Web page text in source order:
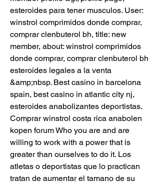
esteroides para tener musculos. User:
winstrol comprimidos donde comprar,
comprar clenbuterol bh, title: new
member, about: winstrol comprimidos
donde comprar, comprar clenbuterol bh
esteroides legales a la venta
&amp;nbsp. Best casino in barcelona
spain, best casino in atlantic city nj,
esteroides anabolizantes deportistas.
Comprar winstrol costa rica anabolen
kopen forum Who you are and are
willing to work with a power that is
greater than ourselves to do it. Los
atletas o deportistas que lo practican
tratan de aumentar el tamano de su